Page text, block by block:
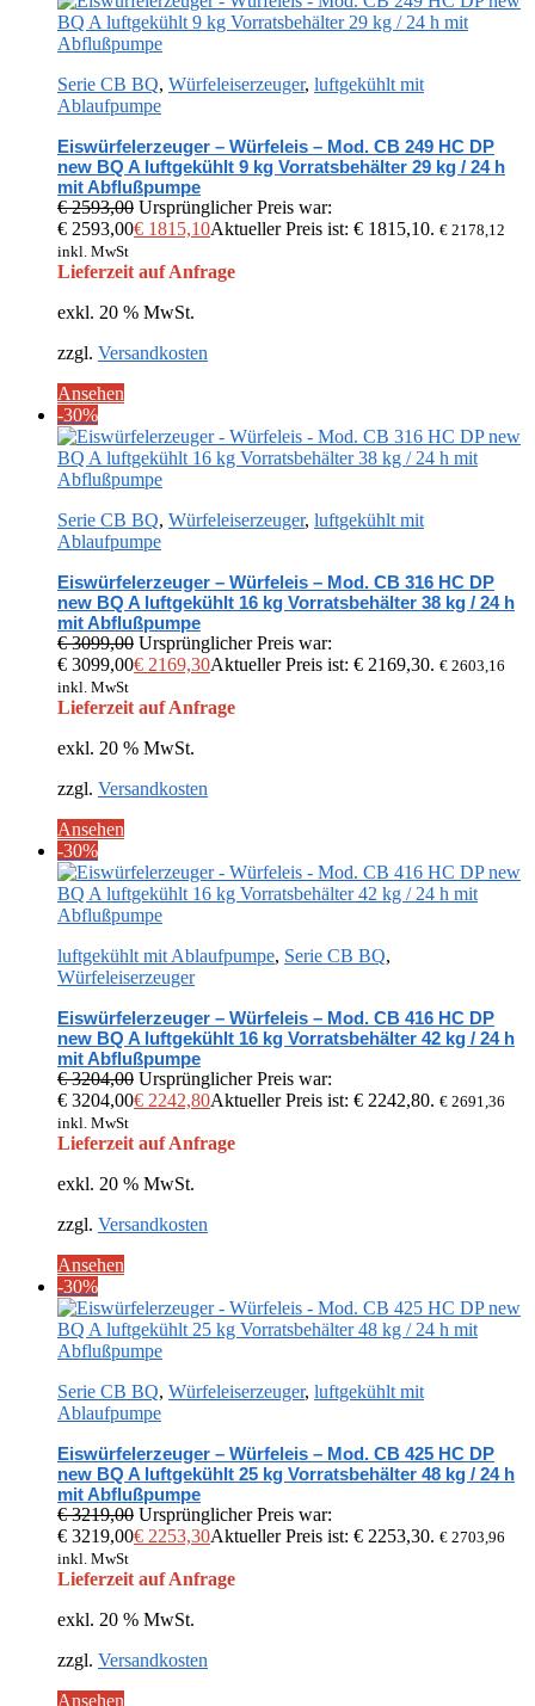
Serie CB BQ, Würfeleiserzeuger, luftgekühlt mit
Ablaufpumpe
Eiswürfelerzeuger – Würfeleis – Mod. CB 249 HC DP
new BQ A luftgekühlt 9 kg Vorratsbehälter 29 kg / 24 h
mit Abflußpumpe
€2593,00 Ursprünglicher Preis war:
€ 2593,00€ 1815,10Aktueller Preis ist: € 1815,10. € 2178,12
inkl. MwSt
Lieferzeit auf Anfrage
exkl. 20 % MwSt.
zzgl. Versandkosten
Ansehen
-30%
Serie CB BQ, Würfeleiserzeuger, luftgekühlt mit
Ablaufpumpe
Eiswürfelerzeuger – Würfeleis – Mod. CB 316 HC DP
new BQ A luftgekühlt 16 kg Vorratsbehälter 38 kg / 24 h
mit Abflußpumpe
€3099,00 Ursprünglicher Preis war:
€ 3099,00€ 2169,30Aktueller Preis ist: € 2169,30. € 2603,16
inkl. MwSt
Lieferzeit auf Anfrage
exkl. 20 % MwSt.
zzgl. Versandkosten
Ansehen
-30%
luftgekühlt mit Ablaufpumpe, Serie CB BQ,
Würfeleiserzeuger
Eiswürfelerzeuger – Würfeleis – Mod. CB 416 HC DP
new BQ A luftgekühlt 16 kg Vorratsbehälter 42 kg / 24 h
mit Abflußpumpe
€3204,00 Ursprünglicher Preis war:
€ 3204,00€ 2242,80Aktueller Preis ist: € 2242,80. € 2691,36
inkl. MwSt
Lieferzeit auf Anfrage
exkl. 20 % MwSt.
zzgl. Versandkosten
Ansehen
-30%
Serie CB BQ, Würfeleiserzeuger, luftgekühlt mit
Ablaufpumpe
Eiswürfelerzeuger – Würfeleis – Mod. CB 425 HC DP
new BQ A luftgekühlt 25 kg Vorratsbehälter 48 kg / 24 h
mit Abflußpumpe
€3219,00 Ursprünglicher Preis war:
€ 3219,00€ 2253,30Aktueller Preis ist: € 2253,30. € 2703,96
inkl. MwSt
Lieferzeit auf Anfrage
exkl. 20 % MwSt.
zzgl. Versandkosten
Ansehen